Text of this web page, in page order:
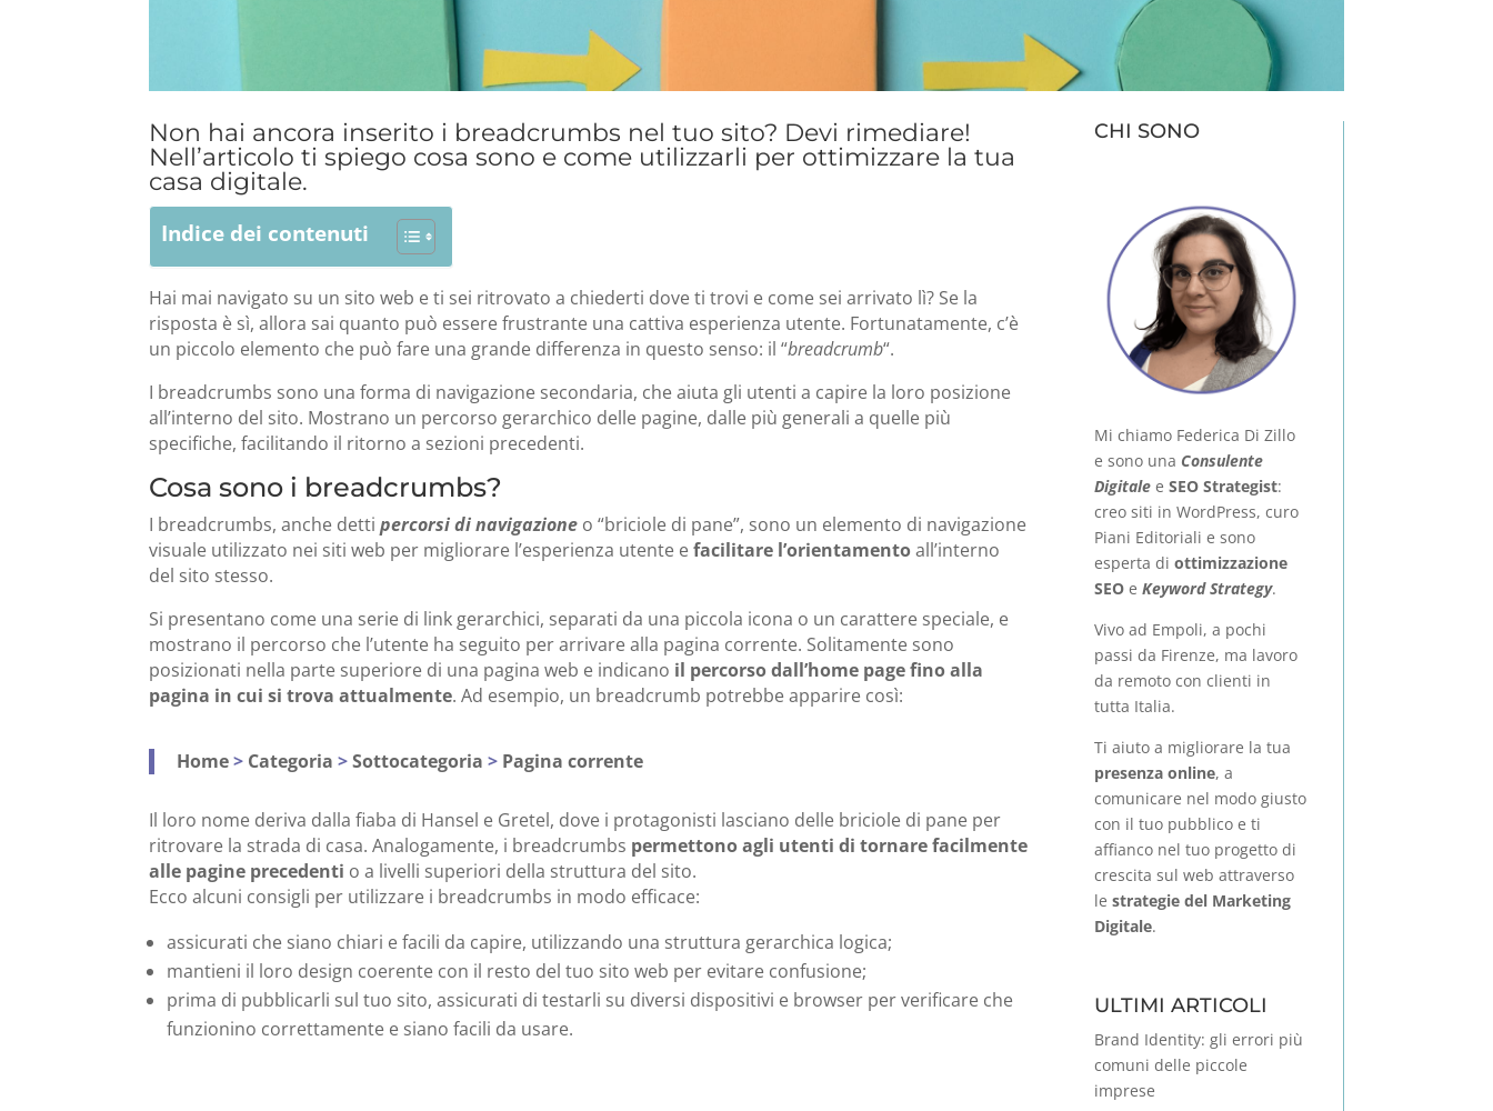
Non hai ancora inserito i breadcrumbs nel tuo sito? Devi rimediare!
Nell’articolo ti spiego cosa sono e come utilizzarli per ottimizzare la tua
casa digitale.
Indice dei contenuti
Hai mai navigato su un sito web e ti sei ritrovato a chiederti dove ti trovi e come sei arrivato lì? Se la
risposta è sì, allora sai quanto può essere frustrante una cattiva esperienza utente. Fortunatamente, c’è
un piccolo elemento che può fare una grande differenza in questo senso: il “breadcrumb“.
I breadcrumbs sono una forma di navigazione secondaria, che aiuta gli utenti a capire la loro posizione
all’interno del sito. Mostrano un percorso gerarchico delle pagine, dalle più generali a quelle più
specifiche, facilitando il ritorno a sezioni precedenti.
Cosa sono i breadcrumbs?
I breadcrumbs, anche dettipercorsi di navigazione o “briciole di pane”, sono un elemento di navigazione
visuale utilizzato nei siti web per migliorare l’esperienza utente efacilitare l’orientamentoall’interno
del sito stesso.
Si presentano come una serie di link gerarchici, separati da una piccola icona o un carattere speciale, e
mostrano il percorso che l’utente ha seguito per arrivare alla pagina corrente. Solitamente sono
posizionati nella parte superiore di una pagina web e indicano il percorso dall’home page fino alla
pagina in cui si trova attualmente. Ad esempio, un breadcrumb potrebbe apparire così:
Home> Categoria>Sottocategoria> Pagina corrente
Il loro nome deriva dalla fiaba di Hansel e Gretel, dove i protagonisti lasciano delle briciole di pane per
ritrovare la strada di casa. Analogamente, i breadcrumbs permettono agli utenti di tornare facilmente
alle pagine precedenti o a livelli superiori della struttura del sito.
Ecco alcuni consigli per utilizzare i breadcrumbs in modo efficace:
assicurati che siano chiari e facili da capire, utilizzando una struttura gerarchica logica;
mantieni il loro design coerente con il resto del tuo sito web per evitare confusione;
prima di pubblicarli sul tuo sito, assicurati di testarli su diversi dispositivi e browser per verificare che
funzionino correttamente e siano facili da usare.
CHI SONO
Mi chiamo Federica Di Zillo
e sono una Consulente
Digitale eSEO Strategist:
creo siti in WordPress, curo
Piani Editoriali e sono
esperta diottimizzazione
SEOeKeyword Strategy.
Vivo ad Empoli, a pochi
passi da Firenze, ma lavoro
da remoto con clienti in
tutta Italia.
Ti aiuto a migliorare la tua
presenza online, a
comunicare nel modo giusto
con il tuo pubblico e ti
affianco nel tuo progetto di
crescita sul web attraverso
lestrategie del Marketing
Digitale.
ULTIMI ARTICOLI
Brand Identity: gli errori più
comuni delle piccole
imprese